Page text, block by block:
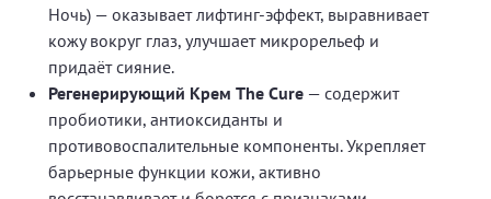
Ночь) — оказывает лифтинг-эффект, выравнивает
кожу вокруг глаз, улучшает микрорельеф и
придаёт сияние.
Регенерирующий Крем The Cure — содержит
пробиотики, антиоксиданты и
противовоспалительные компоненты. Укрепляет
барьерные функции кожи, активно